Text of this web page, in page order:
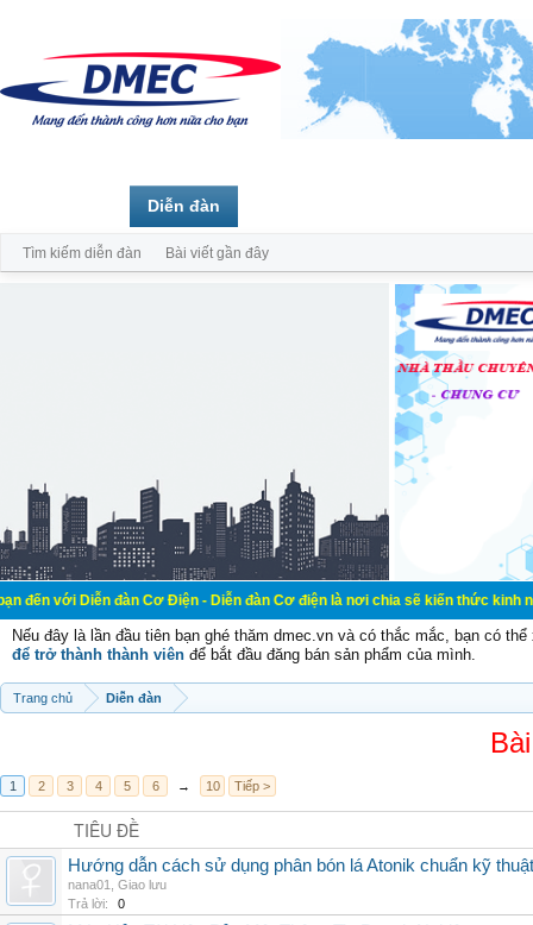
đàn Cơ Điện - Diễn đàn Cơ điện là nơi chia sẽ kiến thức kinh nghiệm
Nếu đây là lần đầu tiên bạn ghé thăm dmec.vn và có thắc mắc, bạn có
để trở thành thành viên để bắt đầu đăng bán sản phẩm của mình.
Trang chủ Diễn đàn
1 2 3 4 5 6 → 10 Tiếp >
TIÊU ĐỀ
Hướng dẫn cách sử dụng phân bón lá Atonik chuẩn kỹ thuật
nana01
Giao lưu
Trả lời:
0
Diễn đàn
Tìm kiếm diễn đàn Bài viết gần đây